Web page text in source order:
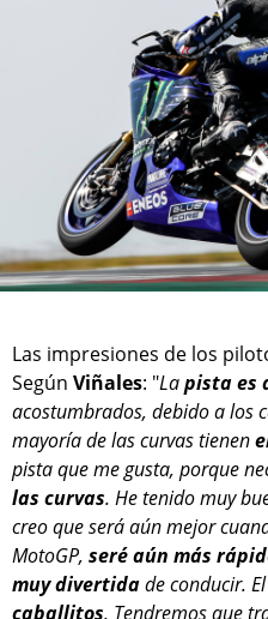
Las impresiones de los
Según Viñales: "Lapista es
acostumbrados, debido a los
mayoría de las curvas tienen
pista que me gusta, porque
las curvas. He tenido muy
creo que será aún mejor
MotoGP, seré aún más
muy divertidade conducir.
caballitos. Tendremos que